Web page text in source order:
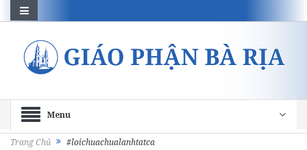
Menu
Trang Chủ #loichuachualanhtatca